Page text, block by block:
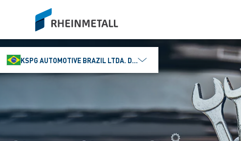
siteLogo
KSPG AUTOMOTIVE BRAZIL LTDA. DIVISÃO MS MOTORSERVICE BRAZIL